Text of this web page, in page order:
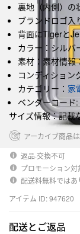
裏地（内側）の
ブランドロゴ入
背面にTigerと
カラー：シルバ
素材：素材情報
コンディション
カテゴリー： 家
ベンダーコード
サイズ情報：記載
アーカイブ商品
返品·交換不可
プロモーション対
配送料無料ではあ
アイテム ID: 947620
配送とご返品